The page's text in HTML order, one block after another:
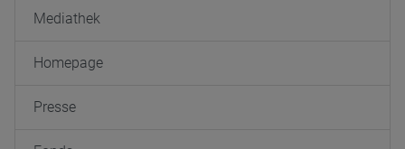
Mediathek
Homepage
Presse